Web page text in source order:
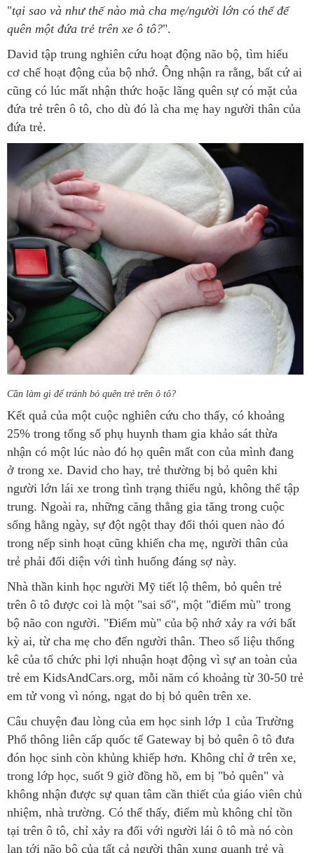
"tại sao và như thế nào mà cha mẹ/người lớn có thể để
quên một đứa trẻ trên xe ô tô?".
David tập trung nghiên cứu hoạt động não bộ, tìm hiểu
cơ chế hoạt động của bộ nhớ. Ông nhận ra rằng, bất cứ ai
cũng có lúc mất nhận thức hoặc lãng quên sự có mặt của
đứa trẻ trên ô tô, cho dù đó là cha mẹ hay người thân của
đứa trẻ.
Cần làm gì để tránh bỏ quên trẻ trên ô tô?
Kết quả của một cuộc nghiên cứu cho thấy, có khoảng
25% trong tổng số phụ huynh tham gia khảo sát thừa
nhận có một lúc nào đó họ quên mất con của mình đang
ở trong xe. David cho hay, trẻ thường bị bỏ quên khi
người lớn lái xe trong tình trạng thiếu ngủ, không thể tập
trung. Ngoài ra, những căng thẳng gia tăng trong cuộc
sống hằng ngày, sự đột ngột thay đổi thói quen nào đó
trong nếp sinh hoạt cũng khiến cha mẹ, người thân của
trẻ phải đối diện với tình huống đáng sợ này.
Nhà thần kinh học người Mỹ tiết lộ thêm, bỏ quên trẻ
trên ô tô được coi là một "sai số", một "điểm mù" trong
bộ não con người. "Điểm mù" của bộ nhớ xảy ra với bất
kỳ ai, từ cha mẹ cho đến người thân. Theo số liệu thống
kê của tổ chức phi lợi nhuận hoạt động vì sự an toàn của
trẻ em KidsAndCars.org, mỗi năm có khoảng từ 30-50 trẻ
em tử vong vì nóng, ngạt do bị bỏ quên trên xe.
Câu chuyện đau lòng của em học sinh lớp 1 của Trường
Phổ thông liên cấp quốc tế Gateway bị bỏ quên ô tô đưa
đón học sinh còn khủng khiếp hơn. Không chỉ ở trên xe,
trong lớp học, suốt 9 giờ đồng hồ, em bị "bỏ quên" và
không nhận được sự quan tâm cần thiết của giáo viên chủ
nhiệm, nhà trường. Có thể thấy, điểm mù không chỉ tồn
tại trên ô tô, chỉ xảy ra đối với người lái ô tô mà nó còn
lan tới não bộ của tất cả người thân xung quanh trẻ và